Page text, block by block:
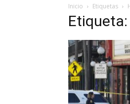
Inicio Etiquetas